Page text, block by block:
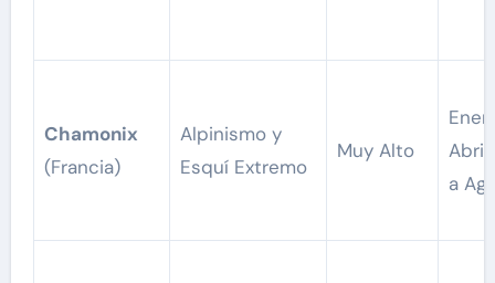
Chamonix
(Francia)
Alpinismo y
Esquí Extremo
Muy Alto
Abril
a